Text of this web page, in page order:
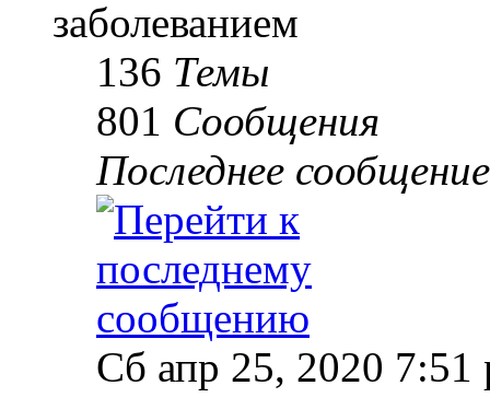
заболеванием
136 Темы
801 Сообщения
Последнее сообщение
Сб апр 25, 2020 7:51